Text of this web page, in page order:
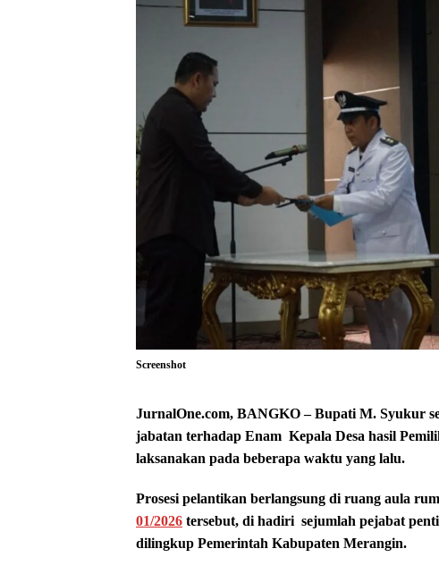
Screenshot
JurnalOne.com, BANGKO – Bupati M. Syukur
jabatan terhadap Enam Kepala Desa hasil
laksanakan pada beberapa waktu yang lalu.
Prosesi pelantikan berlangsung di ruang aula
01/2026 tersebut, di hadiri sejumlah pejabat
dilingkup Pemerintah Kabupaten Merangin.